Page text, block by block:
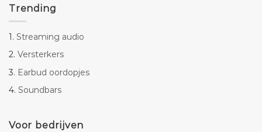
Trending
1. Streaming audio
2. Versterkers
3. Earbud oordopjes
4. Soundbars
Voor bedrijven